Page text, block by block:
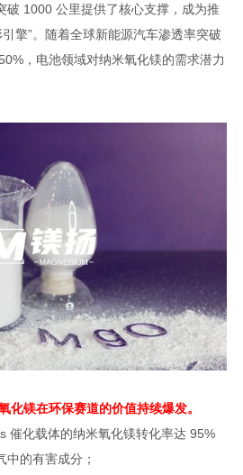
破 1000 公里提供了核心支撑，成为推
擎”。随着全球新能源汽车渗透率突破
，电池领域对纳米氧化镁的需求潜力
化镁在环保赛道的价值持续爆发。
催化载体的纳米氧化镁转化率达 95%
中的有害成分；